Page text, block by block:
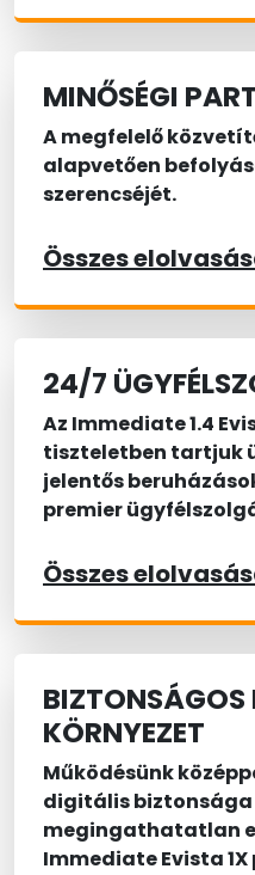
MINŐSÉGI
A megfelelő
alapvetően
szerencséjét.
Összes
24/7
Az Immediate 1.4
tiszteletben tartjuk
jelentős
premier
Összes
BIZTONSÁGOS
KÖRNYEZET
Működésünk
digitális
megingathatatlan
Immediate Evista